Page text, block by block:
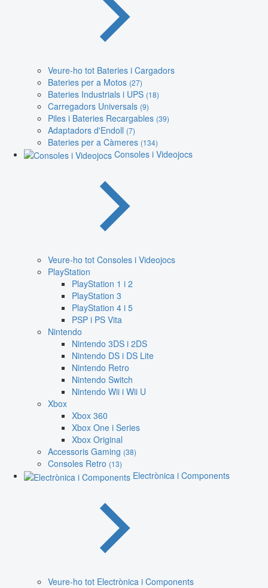
Veure-ho tot Bateries i Cargadors
Bateries per a Motos (27)
Bateries Industrials i UPS (18)
Carregadors Universals (9)
Piles i Bateries Recargables (39)
Adaptadors d'Endoll (7)
Bateries per a Càmeres (134)
Consoles i Videojocs
Veure-ho tot Consoles i Videojocs
PlayStation
PlayStation 1 i 2
PlayStation 3
PlayStation 4 i 5
PSP i PS Vita
Nintendo
Nintendo 3DS i 2DS
Nintendo DS i DS Lite
Nintendo Retro
Nintendo Switch
Nintendo Wii i Wii U
Xbox
Xbox 360
Xbox One i Series
Xbox Original
Accessoris Gaming (38)
Consoles Retro (13)
Electrònica i Components
Veure-ho tot Electrònica i Components